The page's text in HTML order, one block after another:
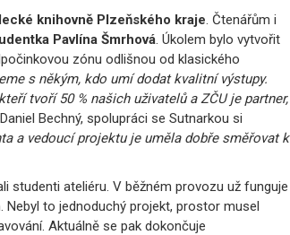
knihovně Plzeňského kraje . Čtenářům i
Pavlína Šmrhová . Úkolem bylo vytvořit
zónu odlišnou od klasického
s někým, kdo umí dodat kvalitní výstupy.
tvoří 50 % našich uživatelů a ZČU je partner,
Bechný, spolupráci se Sutnarkou si
a vedoucí projektu je uměla dobře směřovat k
studenti ateliéru. V běžném provozu už funguje
Nebyl to jednoduchý projekt, prostor musel
Aktuálně se pak dokončuje